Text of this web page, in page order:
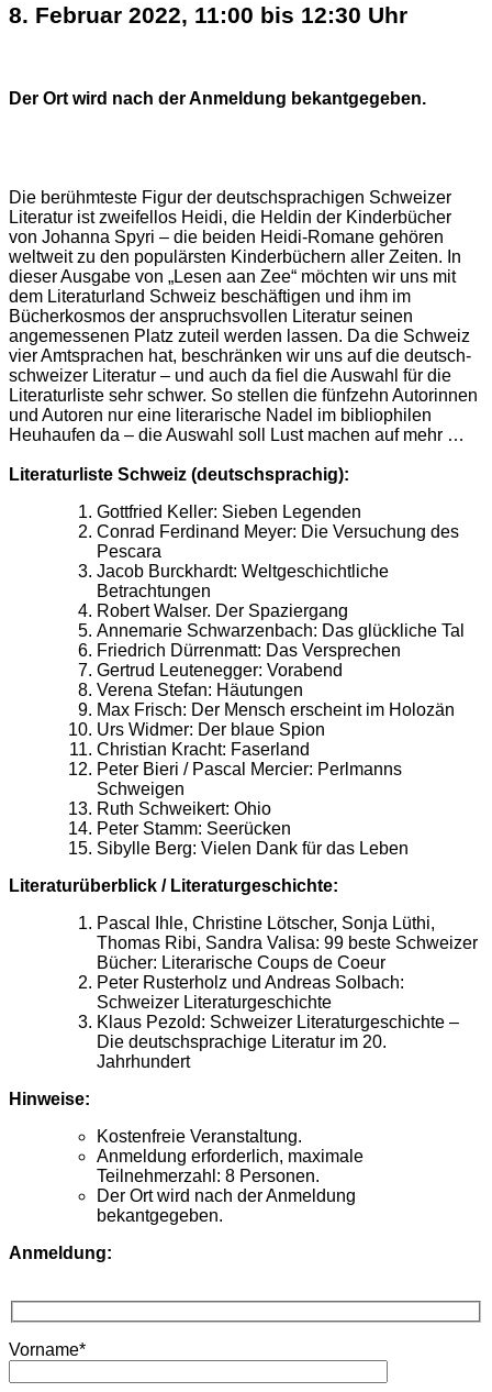
8. Februar 2022, 11:00 bis 12:30 Uhr
Der Ort wird nach der Anmeldung bekantgegeben.
Die berühmteste Figur der deutschsprachigen Schweizer
Literatur ist zweifellos Heidi, die Heldin der Kinderbücher
von Johanna Spyri – die beiden Heidi-Romane gehören
weltweit zu den populärsten Kinderbüchern aller Zeiten. In
dieser Ausgabe von „Lesen aan Zee“ möchten wir uns mit
dem Literaturland Schweiz beschäftigen und ihm im
Bücherkosmos der anspruchsvollen Literatur seinen
angemessenen Platz zuteil werden lassen. Da die Schweiz
vier Amtsprachen hat, beschränken wir uns auf die deutsch-
schweizer Literatur – und auch da fiel die Auswahl für die
Literaturliste sehr schwer. So stellen die fünfzehn Autorinnen
und Autoren nur eine literarische Nadel im bibliophilen
Heuhaufen da – die Auswahl soll Lust machen auf mehr …
Literaturliste Schweiz (deutschsprachig):
Gottfried Keller: Sieben Legenden
Conrad Ferdinand Meyer: Die Versuchung des
Pescara
Jacob Burckhardt: Weltgeschichtliche
Betrachtungen
Robert Walser. Der Spaziergang
Annemarie Schwarzenbach: Das glückliche Tal
Friedrich Dürrenmatt: Das Versprechen
Gertrud Leutenegger: Vorabend
Verena Stefan: Häutungen
Max Frisch: Der Mensch erscheint im Holozän
Urs Widmer: Der blaue Spion
Christian Kracht: Faserland
Peter Bieri / Pascal Mercier: Perlmanns
Schweigen
Ruth Schweikert: Ohio
Peter Stamm: Seerücken
Sibylle Berg: Vielen Dank für das Leben
Literaturüberblick / Literaturgeschichte:
Pascal Ihle, Christine Lötscher, Sonja Lüthi,
Thomas Ribi, Sandra Valisa: 99 beste Schweizer
Bücher: Literarische Coups de Coeur
Peter Rusterholz und Andreas Solbach:
Schweizer Literaturgeschichte
Klaus Pezold: Schweizer Literaturgeschichte –
Die deutschsprachige Literatur im 20.
Jahrhundert
Hinweise:
Kostenfreie Veranstaltung.
Anmeldung erforderlich, maximale
Teilnehmerzahl: 8 Personen.
Der Ort wird nach der Anmeldung
bekantgegeben.
Anmeldung:
Vorname*